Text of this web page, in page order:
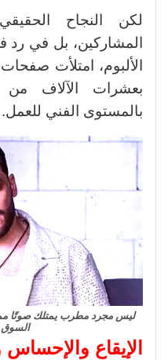
لكن النجاح
المشاركين، بل في رد
الألبوم، امتلأت
بعشرات الآلاف من
بالمستوى الفني للعمل.
ليس مجرد مطرب يمتلك صوتًا
السوق
الإيقاع والإحساس